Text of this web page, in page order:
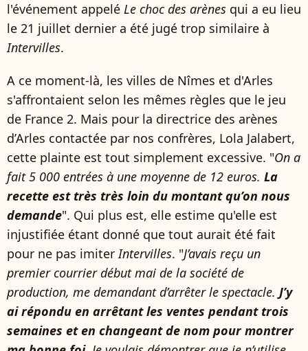
l'événement appelé Le choc des arènes qui a eu lieu
le 21 juillet dernier a été jugé trop similaire à
Intervilles.
A ce moment-là, les villes de Nîmes et d'Arles
s'affrontaient selon les mêmes règles que le jeu
de France 2. Mais pour la directrice des arènes
d’Arles contactée par nos confrères, Lola Jalabert,
cette plainte est tout simplement excessive. "On a
fait 5 000 entrées à une moyenne de 12 euros. La
recette est très très loin du montant qu’on nous
demande". Qui plus est, elle estime qu'elle est
injustifiée étant donné que tout aurait été fait
pour ne pas imiterIntervilles. "J’avais reçu un
premier courrier début mai de la société de
production, me demandant d’arrêter le spectacle. J’y
ai répondu en arrêtant les ventes pendant trois
semaines et en changeant de nom pour montrer